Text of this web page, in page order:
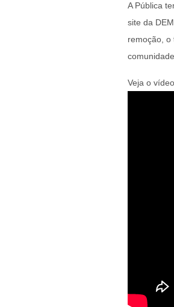
A Pública
site da
remoção, o
Veja o